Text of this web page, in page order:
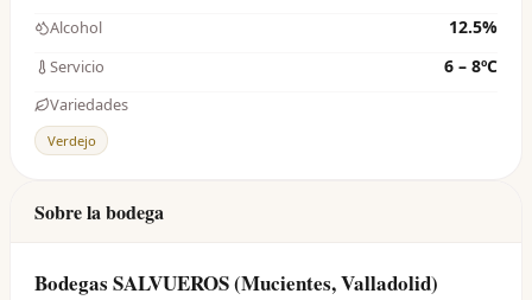
Alcohol 12.5%
Servicio 6 – 8ºC
Variedades
Verdejo
Sobre la bodega
Bodegas SALVUEROS (Mucientes, Valladolid)